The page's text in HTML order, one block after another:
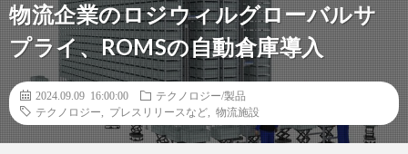
物流企業のロジウィルグローバルサ
プライ、ROMSの自動倉庫導入
2024.09.09 16:00:00
テクノロジー/製品
テクノロジー
プレスリリースなど 物流施設